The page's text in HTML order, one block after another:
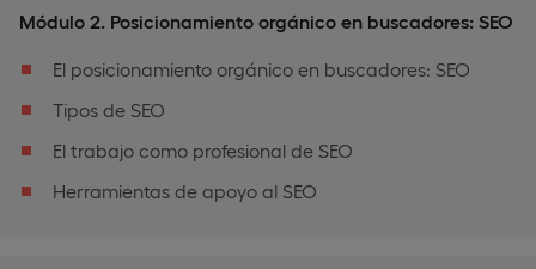
Módulo 2. Posicionamiento orgánico en buscadores: SEO
El posicionamiento orgánico en buscadores: SEO
Tipos de SEO
El trabajo como profesional de SEO
Herramientas de apoyo al SEO